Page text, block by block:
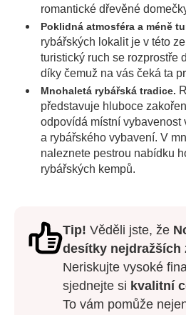
romantické dřevěné
Poklidná atmosféra a méně
rybářských lokalit je v této
turistický ruch se rozprostře
díky čemuž na vás čeká ta
Mnohaletá rybářská tradice.
představuje hluboce
odpovídá místní vybavenost
a rybářského vybavení. V
naleznete pestrou nabídku
rybářských kempů.
Tip! Věděli jste, že
desítky nejdražších
Neriskujte vysoké
sjednejte si kvalitní
To vám pomůže